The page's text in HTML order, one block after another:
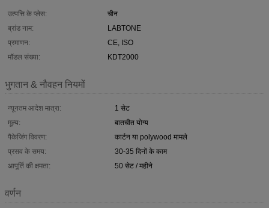
उत्पत्ति के प्लेस:
चीन
ब्रांड नाम:
LABTONE
प्रमाणन:
CE, ISO
मॉडल संख्या:
KDT2000
भुगतान & नौवहन नियमों
न्यूनतम आदेश मात्रा:
1 सेट
मूल्य:
बातचीत योग्य
पैकेजिंग विवरण:
कार्टन या polywood मामले
प्रसव के समय:
30-35 दिनों के काम
आपूर्ति की क्षमता:
50 सेट / महीने
वर्णन